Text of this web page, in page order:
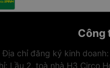
Công
Địa chỉ đăng ký kinh
: Lầu 2, toà nhà H3 Circo